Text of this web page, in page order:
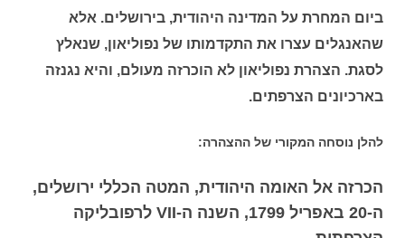
ביום המחרת על המדינה היהודית, בירושלים. אלא
שהאנגלים עצרו את התקדמותו של נפוליאון, שנאלץ
לסגת. הצהרת נפוליאון לא הוכרזה מעולם, והיא נגנזה
בארכיונים הצרפתים.
להלן נוסחה המקורי של ההצהרה:
הכרזה אל האומה היהודית, המטה הכללי ירושלים,
ה-20 באפריל 1799, השנה ה-VII לרפובליקה